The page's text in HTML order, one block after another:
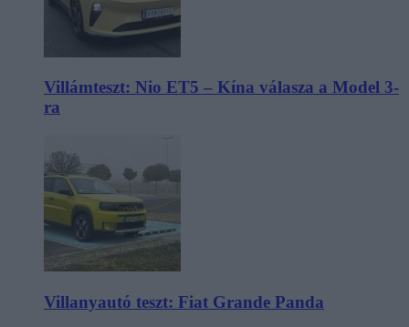
Villámteszt: Nio ET5 – Kína válasza a Model 3-
ra
Villanyautó teszt: Fiat Grande Panda